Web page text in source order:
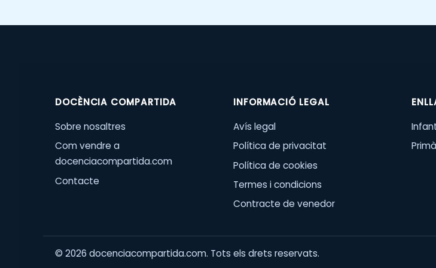
DOCÈNCIA COMPARTIDA
Sobre nosaltres
Com vendre a
docenciacompartida.com
Contacte
INFORMACIÓ LEGAL
Avís legal
Política de privacitat
Política de cookies
Termes i condicions
Contracte de venedor
© 2026 docenciacompartida.com. Tots els drets reservats.